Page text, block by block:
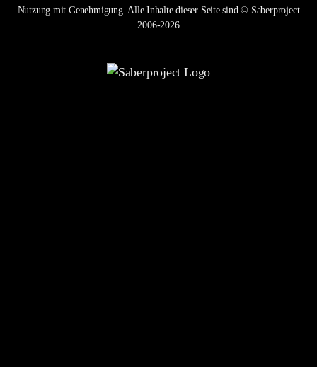
Nutzung mit Genehmigung. Alle Inhalte dieser Seite sind © Saberproject
2006-2026